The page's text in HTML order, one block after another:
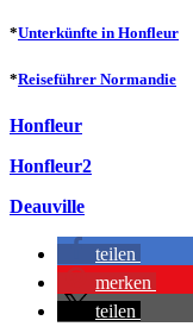
*Unterkünfte in Honfleur
*Reiseführer Normandie
Honfleur
Honfleur2
Deauville
teilen
merken
teilen